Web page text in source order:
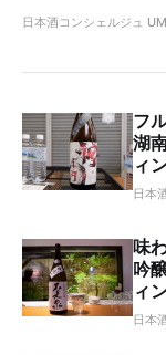
日本酒コンシェルジュ
フ
湖
ィ
日本
味
吟
ィ
日本